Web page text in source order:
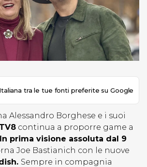
tra le tue fonti preferite su Google
Alessandro Borghese e i suoi
TV8 continua a proporre game a
In prima visione assoluta dal 9
Joe Bastianich con le nuove
Sempre in compagnia